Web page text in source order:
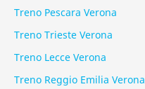
Treno Pescara Verona
Treno Trieste Verona
Treno Lecce Verona
Treno Reggio Emilia Verona